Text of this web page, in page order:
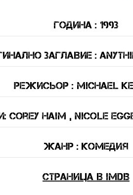
Година : 1993
Заглавие :
Режисьор : Michael
Corey Haim , Nicole
Жанр : Комедия
Страница в IMDB